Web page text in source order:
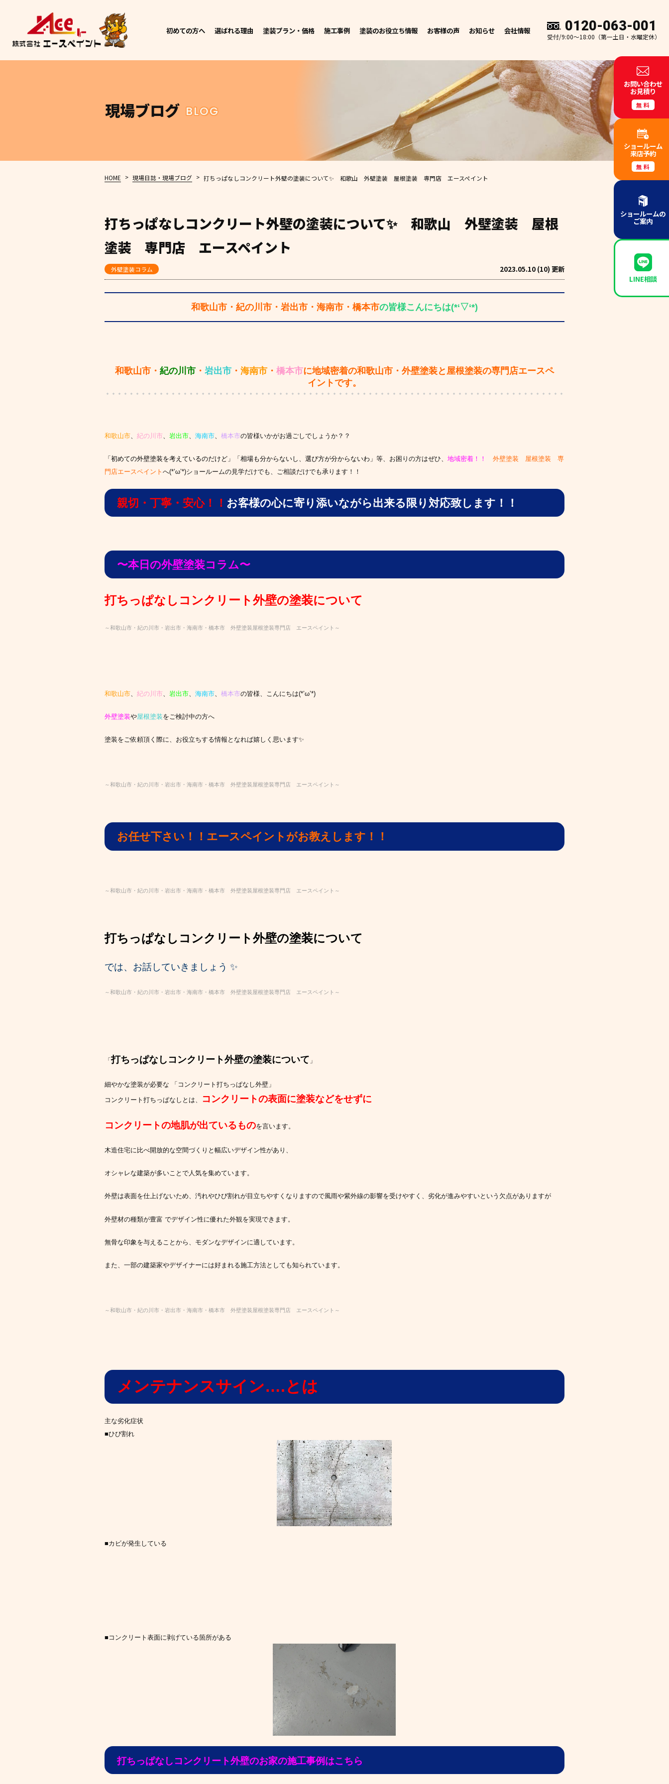
初めての方へ 選ばれる理由 塗装プラン・価格 施工事例 塗装のお役立ち情報 お客様の声 お知らせ 会社情報 0120-063-001
受付/9:00～18:00（第一土日・水曜定休）
現場ブログ BLOG
HOME > 現場日誌・現場ブログ > 打ちっぱなしコンクリート外壁の塗装について✨ 和歌山 外壁塗装 屋根塗装 専門店 エースペイント
打ちっぱなしコンクリート外壁の塗装について✨ 和歌山 外壁塗装 屋根
塗装 専門店 エースペイント
外壁塗装コラム 2023.05.10 (10) 更新
和歌山市・紀の川市・岩出市・海南市・橋本市の皆様こんにちは(*‘▽‘*)
和歌山市・ 紀の川市・ 岩出市・ 海南市・ 橋本市に地域密着の和歌山市・外壁塗装と屋根塗装の専門店エースペ
イントです。
和歌山市、 紀の川市、 岩出市、 海南市、 橋本市の皆様いかがお過ごしでしょうか？？
「初めての外壁塗装を考えているのだけど」「相場も分からないし、選び方が分からないわ」 等、お困りの方はぜひ、 地域密着！！
外壁塗装 屋根塗装 専
門店エースペイント へ(*’ω’*)ショールームの見学だけでも、ご相談だけでも承ります！！
親切・丁寧・安心！！ お客様の心に寄り添いながら出来る限り対応致します！！
〜本日の外壁塗装コラム〜
打ちっぱなしコンクリート外壁の塗装について
～和歌山市・紀の川市・岩出市・海南市・橋本市 外壁塗装屋根塗装専門店 エースペイント～
和歌山市 紀の川市 岩出市 海南市 橋本市の皆様、こんにちは(*’ω’*)
外壁塗装や屋根塗装をご検討中の方へ
塗装をご依頼頂く際に、お役立ちする情報となれば嬉しく思います✨
～和歌山市・紀の川市・岩出市・海南市・橋本市 外壁塗装屋根塗装専門店 エースペイント～
お任せ下さい！！エースペイントがお教えします！！
～和歌山市・紀の川市・岩出市・海南市・橋本市 外壁塗装屋根塗装専門店 エースペイント～
打ちっぱなしコンクリート外壁の塗装について
では、お話していきましょう ✨
～和歌山市・紀の川市・岩出市・海南市・橋本市 外壁塗装屋根塗装専門店 エースペイント～
「打ちっぱなしコンクリート外壁の塗装について 」
細やかな塗装が必要な 「コンクリート打ちっぱなし外壁」
コンクリート打ちっぱなしとは、 コンクリートの表面に塗装などをせずに
コンクリートの地肌が出ているものを言います。
木造住宅に比べ開放的な空間づくりと幅広いデザイン性があり、
オシャレな建築が多いことで人気を集めています。
外壁は表面を仕上げないため、汚れやひび割れが目立ちやすくなりますので風雨や紫外線の影響を受けやすく、劣化が進みやすいという欠点がありますが
外壁材の種類が豊富 でデザイン性に優れた外観を実現できます。
無骨な印象を与えることから、モダンなデザインに適しています。
また、一部の建築家やデザイナーには好まれる施工方法としても知られています。
～和歌山市・紀の川市・岩出市・海南市・橋本市 外壁塗装屋根塗装専門店 エースペイント～
メンテナンスサイン….とは
主な劣化症状
■ひび割れ
■カビが発生している
■コンクリート表面に剥げている箇所がある
打ちっぱなしコンクリート外壁のお家の施工事例はこちら
お問い合わせ
お見積り
無料
ショールーム
来店予約
無料
ショールームの
ご案内
LINE相談